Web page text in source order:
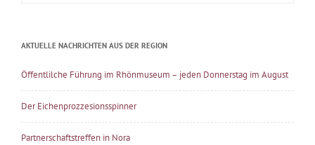
AKTUELLE NACHRICHTEN AUS DER REGION
Öffentlilche Führung im Rhönmuseum – jeden Donnerstag im August
Der Eichenprozzesionsspinner
Partnerschaftstreffen in Nora